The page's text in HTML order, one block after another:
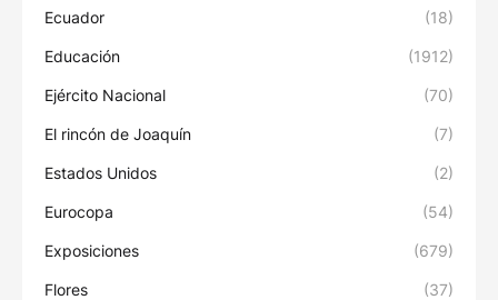
Ecuador (18)
Educación (1912)
Ejército Nacional (70)
El rincón de Joaquín (7)
Estados Unidos (2)
Eurocopa (54)
Exposiciones (679)
Flores (37)